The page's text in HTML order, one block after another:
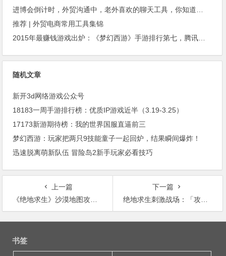
推荐 | 外贸电商常用工具集锦
随机文章
新开3d网络游戏公众号
18183一周手游排行榜：优质IP游戏近半（3.19-3.25）
17173新游期待榜：我的世界国服直逼前三
梦幻西游：玩家把两只9技能童子一起回炉，结果瞬间爆炸！
迅速脱离萌新队伍 冒险岛2新手玩家必看技巧
上一篇
《绝地求生》沙漠地图攻略：肥沃的军事基地与偏僻的废墟
下一篇
绝地求生刺激战场：「攻略」自动步枪的选择，使用以及配件科普+教学
文
书签